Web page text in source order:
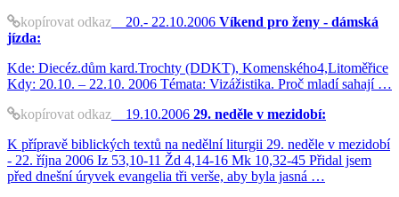
kopírovat odkaz 20.- 22.10.2006 Víkend pro ženy - dámská
jízda:
Kde: Diecéz.dům kard.Trochty (DDKT), Komenského4,Litoměřice
Kdy: 20.10. – 22.10. 2006 Témata: Vizážistika. Proč mladí sahají …
kopírovat odkaz 19.10.2006 29. neděle v mezidobí:
K přípravě biblických textů na nedělní liturgii 29. neděle v mezidobí
- 22. října 2006 Iz 53,10-11 Žd 4,14-16 Mk 10,32-45 Přidal jsem
před dnešní úryvek evangelia tři verše, aby byla jasná …